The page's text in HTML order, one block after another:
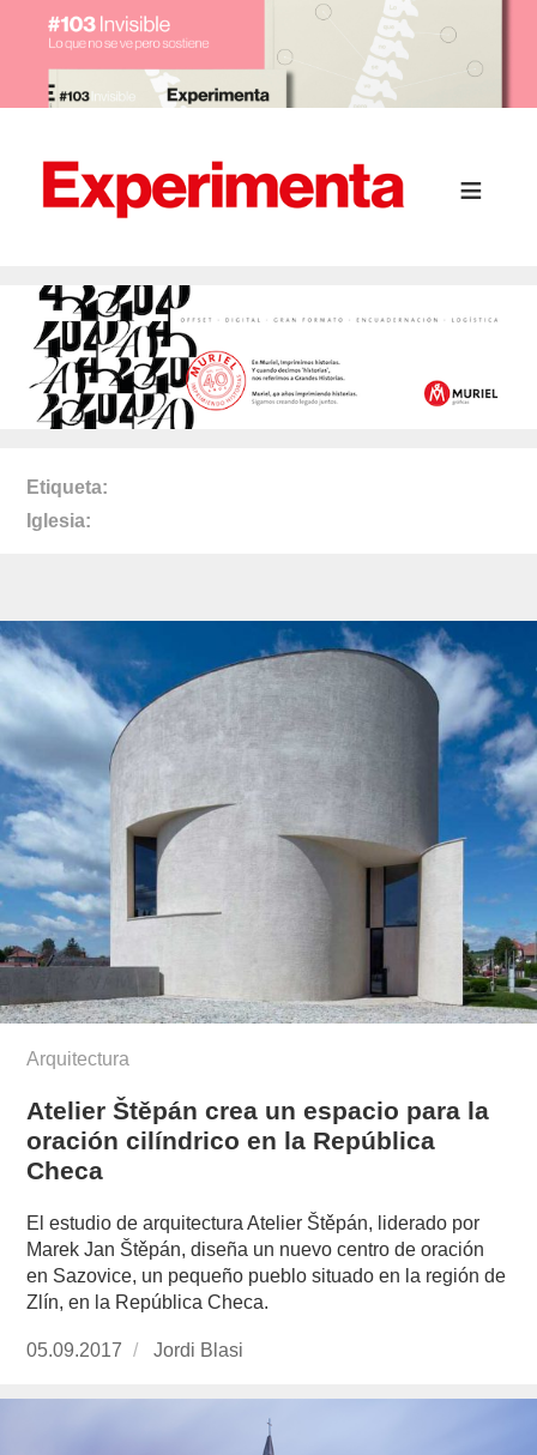
Etiqueta
Iglesia
Arquitectura
Atelier Štěpán crea un espacio para la
oración cilíndrico en la República
Checa
El estudio de arquitectura Atelier Štěpán, liderado por
Marek Jan Štěpán, diseña un nuevo centro de oración
en Sazovice, un pequeño pueblo situado en la región de
Zlín, en la República Checa.
Publicado
05.09.2017
https://www.experimenta.es/author/jordi-
Jordi Blasi